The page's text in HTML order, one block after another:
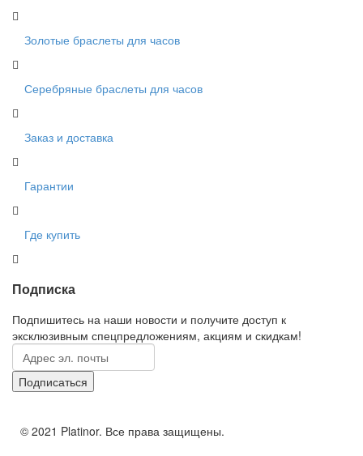
Золотые браслеты для часов
Серебряные браслеты для часов
Заказ и доставка
Гарантии
Где купить
Подписка
Подпишитесь на наши новости и получите доступ к
эксклюзивным спецпредложениям, акциям и скидкам!
© 2021 Platinor. Все права защищены.